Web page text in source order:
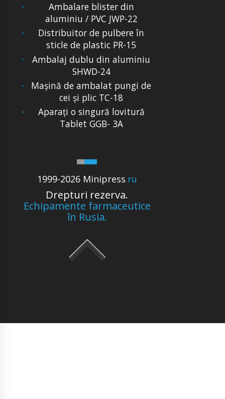
1999-2026 Minipress.ru
Drepturi rezerva.
Echipamente farmaceutice
în Rusia.
Ambalare blister din
aluminiu / PVC JWP-22
Distribuitor de pulbere în
sticle de plastic PR-15
Ambalaj dublu din aluminiu
SHWD-24
Mașină de ambalat pungi de
cei și plic TC-18
Aparați o singură lovitură
Tablet GGB- 3A